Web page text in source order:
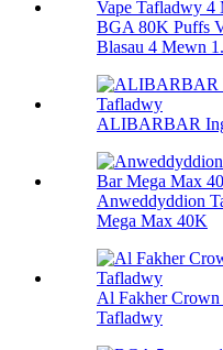
BGA 80K Puffs
Blasau 4 Mewn
ALIBARBAR
Anweddyddion
Mega Max 40K
Al Fakher
Tafladwy